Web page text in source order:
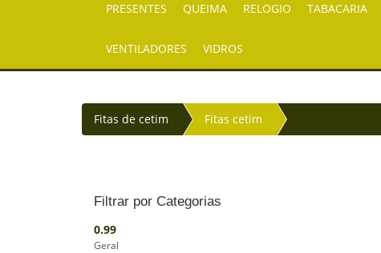
PRESENTES QUEIMA RELOGIO TABACARIA
VENTILADORES VIDROS
Fitas de cetim Fitas cetim
Filtrar por Categorias
0.99
Geral